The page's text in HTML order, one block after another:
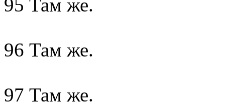
95 Там же.
96 Там же.
97 Там же.